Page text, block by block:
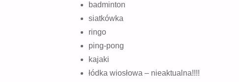
badminton
siatkówka
ringo
ping-pong
kajaki
łódka wiosłowa – nieaktualna!!!!